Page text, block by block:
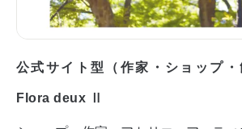
公式サイト型（作家・ショップ・
Flora deux Ⅱ